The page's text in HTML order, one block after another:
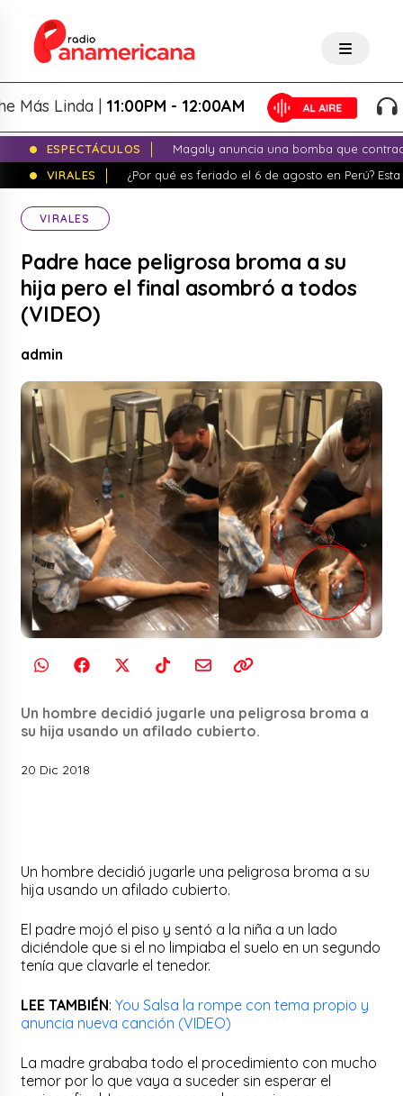
Linda |11:00PM - 12:00AM La
ESPECTÁCULOS
Magaly anuncia una bomba que
VIRALES
¿Por qué es feriado el 6 de agosto en Perú?
VIRALES
Padre hace peligrosa broma a su
hija pero el final asombró a todos
(VIDEO)
admin
Un hombre decidió jugarle una peligrosa broma a
su hija usando un afilado cubierto.
20 Dic 2018
Un hombre decidió jugarle una peligrosa broma a su
hija usando un afilado cubierto.
El padre mojó el piso y sentó a la niña a un lado
diciéndole que si el no limpiaba el suelo en un segundo
tenía que clavarle el tenedor.
LEE TAMBIÉN:You Salsa la rompe con tema propio y
anuncia nueva canción (VIDEO)
La madre grababa todo el procedimiento con mucho
temor por lo que vaya a suceder sin esperar el